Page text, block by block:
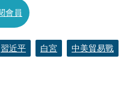
會員
習近平 白宮
中美貿易戰